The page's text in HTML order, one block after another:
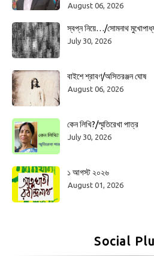
August 06, 2026
স্বপ্ন নিয়ে…/সোমনাথ
July 30, 2026
বাইশে শ্রাবণ/অসিতরঞ্জন ঘোষ
August 06, 2026
কেন লিখি?/স্মৃতিরেখা পাত্র
July 30, 2026
১ আগস্ট ২০২৬
August 01, 2026
Social